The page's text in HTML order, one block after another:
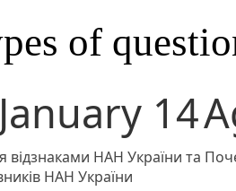
of
January 14
НАН України та
НАН України